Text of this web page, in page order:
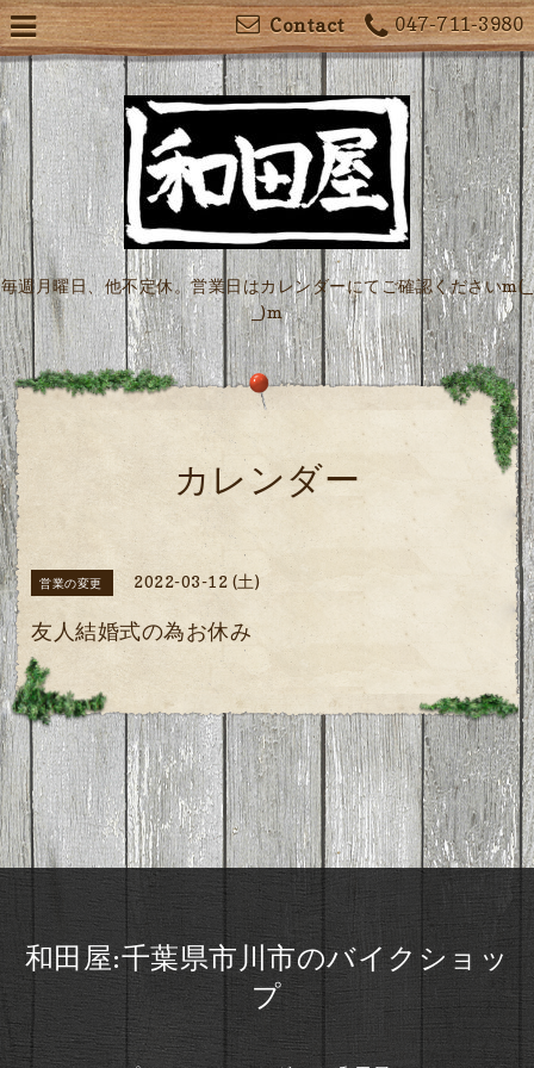
047-711-3980
Contact
毎週月曜日、他不定休。営業日はカレンダーにてご確認くださいm(_
_)m
カレンダー
営業の変更 2022-03-12 (土)
友人結婚式の為お休み
和田屋:千葉県市川市のバイクショッ
プ